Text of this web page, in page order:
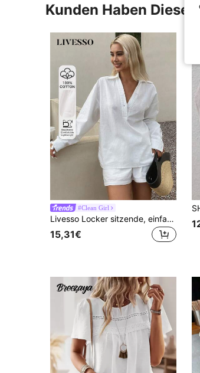
Kunden Haben Diese
#Clean Girl
Livesso Locker sitzende, einfarbige Langarm Lässig Bluse für Frauen im Urlaub
15,31€